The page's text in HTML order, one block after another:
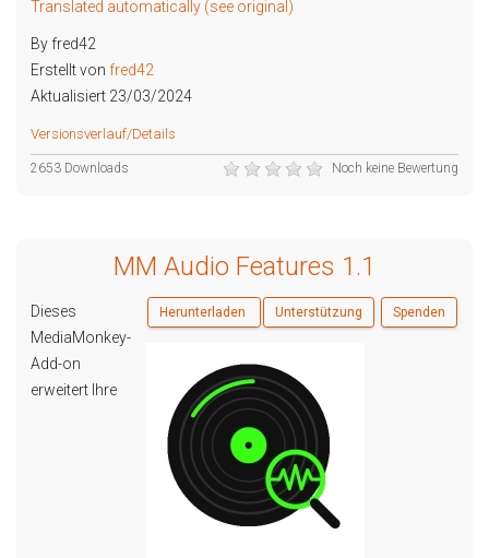
Translated automatically (see original)
By fred42
Erstellt von fred42
Aktualisiert 23/03/2024
Versionsverlauf/Details
Noch keine Bewertung
2653 Downloads
MM Audio Features 1.1
Herunterladen Unterstützung Spenden
Dieses
MediaMonkey-
Add-on
erweitert Ihre